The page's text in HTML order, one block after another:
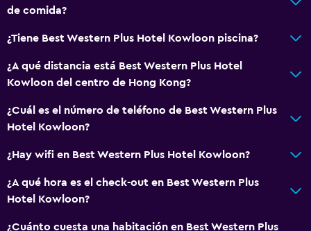
de comida?
¿Tiene Best Western Plus Hotel Kowloon piscina?
¿A qué distancia está Best Western Plus Hotel
Kowloon del centro de Hong Kong?
¿Cuál es el número de teléfono de Best Western Plus
Hotel Kowloon?
¿Hay wifi en Best Western Plus Hotel Kowloon?
¿A qué hora es el check-out en Best Western Plus
Hotel Kowloon?
¿Cuánto cuesta una habitación en Best Western Plus